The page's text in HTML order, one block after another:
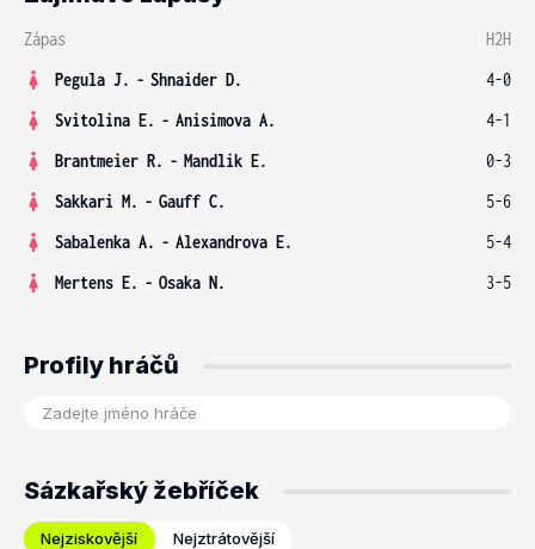
Zápas
H2H
Pegula J. - Shnaider D.
4-0
Svitolina E. - Anisimova A.
4-1
Brantmeier R. - Mandlik E.
0-3
Sakkari M. - Gauff C.
5-6
Sabalenka A. - Alexandrova E.
5-4
Mertens E. - Osaka N. 3-5
Profily hráčů
Sázkařský žebříček
Nejziskovější Nejztrátovější